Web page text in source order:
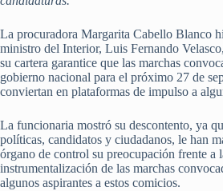
La procuradora Margarita Cabello Blanco
ministro del Interior, Luis Fernando
su cartera garantice que las marchas
gobierno nacional para el próximo 27 de
conviertan en plataformas de impulso a
La funcionaria mostró su descontento, ya
políticas, candidatos y ciudadanos, le han
órgano de control su preocupación frente a
instrumentalización de las marchas
algunos aspirantes a estos comicios.